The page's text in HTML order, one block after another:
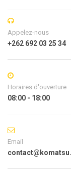
Appelez-nous
+262 692 03 25 34
Horaires d'ouverture
08:00 - 18:00
Email